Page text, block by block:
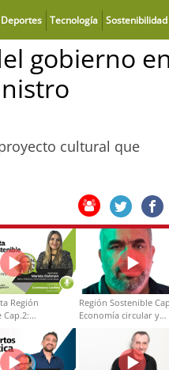
Deportes Tecnología Sostenibilidad
gobierno
cultural que
Región
Cap.2:
y
de capacidades
Región Sostenible
Economía circular y